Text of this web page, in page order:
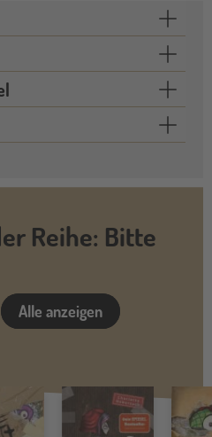
Reihe: Bitte
Alle anzeigen